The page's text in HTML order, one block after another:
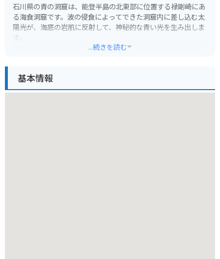
石川県の青の洞窟は、能登半島の北東部に位置する禄剛崎にあ
る海食洞窟です。波の侵食によってできた洞窟内に差し込む太
陽光が、海底の岩肌に反射して、神秘的な青い光を生み出しま
す。
くれます。洞窟内では、青く輝く幻想的な空間を堪能できま
す。運が良ければ、海が穏やかな日には、洞窟内に入って間近
...続きを読む
基本情報